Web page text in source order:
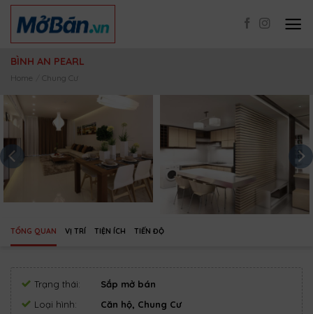
Skip
content
BÌNH AN PEARL
Home Chung Cư
TỔNG QUAN VỊ TRÍ TIỆN ÍCH TIẾN ĐỘ
Trạng thái:
Sắp mở bán
Loại hình:
Căn hộ, Chung Cư